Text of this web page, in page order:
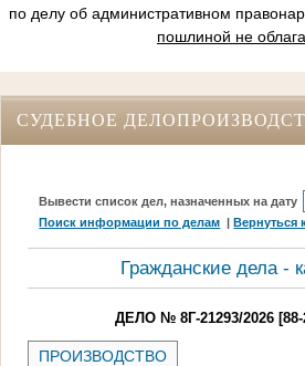
по делу об административном
пошлиной не
СУДЕБНОЕ
Вывести список дел, назначенных на дату
Поиск информации по делам |Вернуться
Гражданские дела -
ДЕЛО № 8Г-21293/2026 [88-
ПРОИЗВОДСТВО